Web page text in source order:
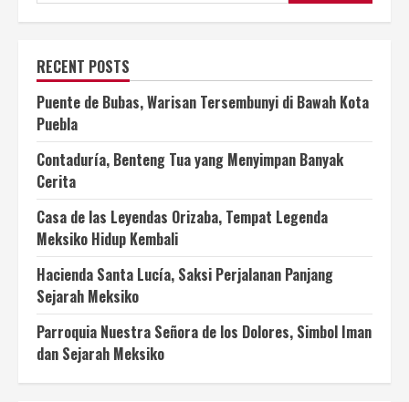
RECENT POSTS
Puente de Bubas, Warisan Tersembunyi di Bawah Kota
Puebla
Contaduría, Benteng Tua yang Menyimpan Banyak
Cerita
Casa de las Leyendas Orizaba, Tempat Legenda
Meksiko Hidup Kembali
Hacienda Santa Lucía, Saksi Perjalanan Panjang
Sejarah Meksiko
Parroquia Nuestra Señora de los Dolores, Simbol Iman
dan Sejarah Meksiko